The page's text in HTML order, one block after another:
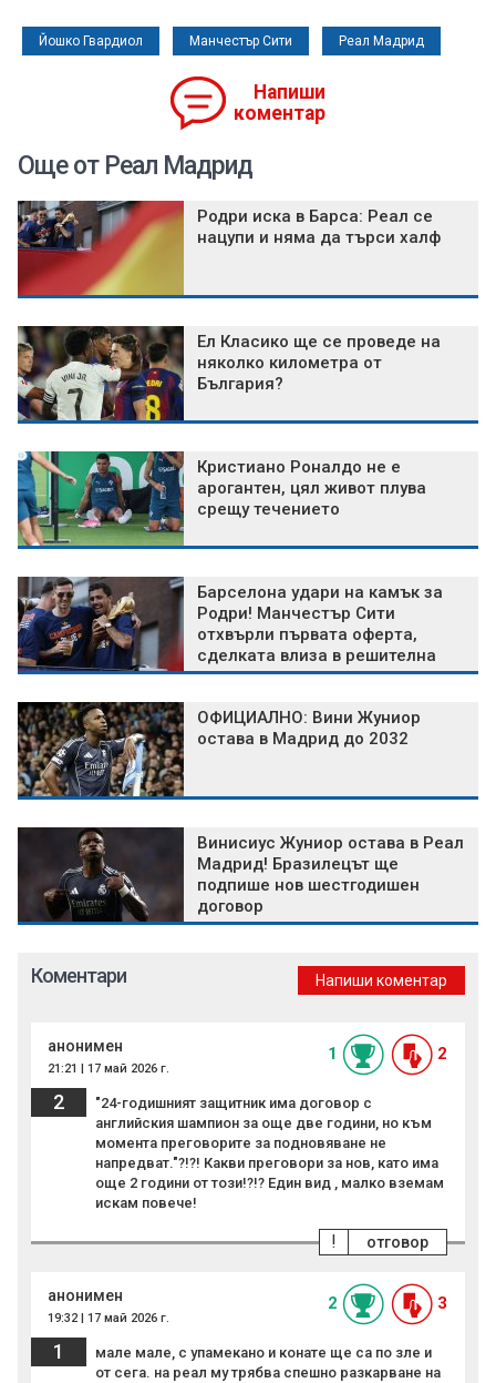
Йошко Гвардиол Манчестър Сити Реал Мадрид
Напиши
коментар
Още от Реал Мадрид
Родри иска в Барса: Реал се
нацупи и няма да търси халф
Ел Класико ще се проведе на
няколко километра от
България?
Кристиано Роналдо не е
арогантен, цял живот плува
срещу течението
Барселона удари на камък за
Родри! Манчестър Сити
отхвърли първата оферта,
сделката влиза в решителна
фаза
ОФИЦИАЛНО: Вини Жуниор
остава в Мадрид до 2032
Винисиус Жуниор остава в Реал
Мадрид! Бразилецът ще
подпише нов шестгодишен
договор
Коментари Напиши коментар
анонимен
21:21 | 17 май 2026 г.
1 2
2
"24-годишният защитник има договор с
английския шампион за още две години, но към
момента преговорите за подновяване не
напредват."?!?! Какви преговори за нов, като има
още 2 години от този!?!? Един вид , малко вземам
искам повече!
отговор
!
анонимен
19:32 | 17 май 2026 г.
2 3
1
мале мале, с упамекано и конате ще са по зле и
от сега. на реал му трябва спешно разкарване на